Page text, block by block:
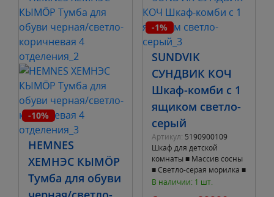
-10%
HEMNES
ХЕМНЭС КЫМÖР
Тумба для обуви
-1%
SUNDVIK
СУНДВИК КОЧ
Шкаф-комби с 1
ящиком светло-
серый
Артикул: 5190900109
Шкаф для детской
комнаты ■ Массив сосны
■ Светло-серая морилка ■
Ширина 80 см. Глубина
В наличии: 1 шт.